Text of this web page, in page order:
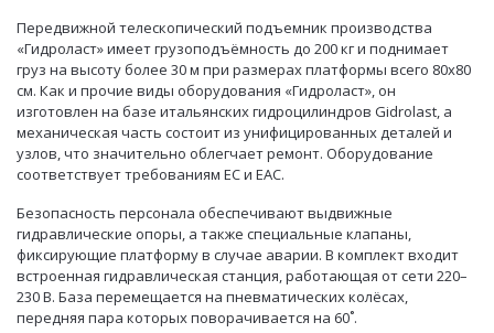
Передвижной телескопический подъемник производства
«Гидроласт» имеет грузоподъёмность до 200 кг и поднимает
груз на высоту более 30 м при размерах платформы всего 80х80
см. Как и прочие виды оборудования «Гидроласт», он
изготовлен на базе итальянских гидроцилиндров Gidrolast, а
механическая часть состоит из унифицированных деталей и
узлов, что значительно облегчает ремонт. Оборудование
соответствует требованиям ЕС и ЕАС.
Безопасность персонала обеспечивают выдвижные
гидравлические опоры, а также специальные клапаны,
фиксирующие платформу в случае аварии. В комплект входит
встроенная гидравлическая станция, работающая от сети 220–
230 В. База перемещается на пневматических колёсах,
передняя пара которых поворачивается на 60˚.